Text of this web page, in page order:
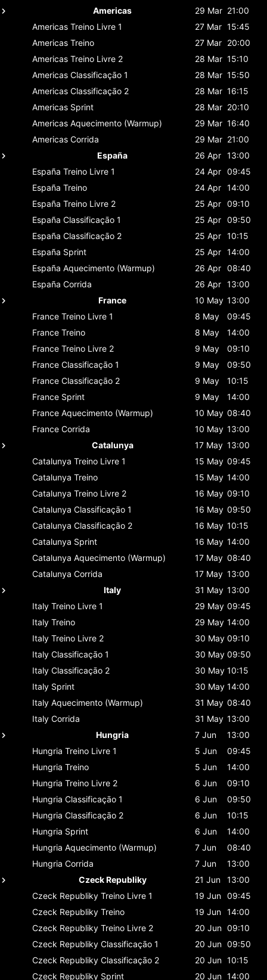
Americas
29 Mar 21:00
Americas Treino Livre 1 27 Mar 15:45
Americas Treino 27 Mar 20:00
Americas Treino Livre 2 28 Mar 15:10
Americas Classificaçāo 1 28 Mar 15:50
Americas Classificaçāo 2 28 Mar 16:15
Americas Sprint 28 Mar 20:10
Americas Aquecimento (Warmup) 29 Mar 16:40
Americas Corrida 29 Mar 21:00
España
26 Apr 13:00
España Treino Livre 1 24 Apr 09:45
España Treino 24 Apr 14:00
España Treino Livre 2 25 Apr 09:10
España Classificaçāo 1 25 Apr 09:50
España Classificaçāo 2 25 Apr 10:15
España Sprint 25 Apr 14:00
España Aquecimento (Warmup) 26 Apr 08:40
España Corrida 26 Apr 13:00
France
10 May 13:00
France Treino Livre 1 8 May
09:45
France Treino 8 May
14:00
France Treino Livre 2 9 May
09:10
France Classificaçāo 1 9 May
09:50
France Classificaçāo 2 9 May
10:15
France Sprint 9 May
14:00
France Aquecimento (Warmup) 10 May 08:40
France Corrida 10 May 13:00
Catalunya
17 May 13:00
Catalunya Treino Livre 1 15 May 09:45
Catalunya Treino 15 May 14:00
Catalunya Treino Livre 2 16 May 09:10
Catalunya Classificaçāo 1 16 May 09:50
Catalunya Classificaçāo 2 16 May 10:15
Catalunya Sprint 16 May 14:00
Catalunya Aquecimento (Warmup) 17 May 08:40
Catalunya Corrida 17 May 13:00
Italy
31 May 13:00
Italy Treino Livre 1 29 May 09:45
Italy Treino 29 May 14:00
Italy Treino Livre 2 30 May 09:10
Italy Classificaçāo 1 30 May 09:50
Italy Classificaçāo 2 30 May 10:15
Italy Sprint 30 May 14:00
Italy Aquecimento (Warmup) 31 May 08:40
Italy Corrida 31 May 13:00
Hungria
7 Jun
13:00
Hungria Treino Livre 1 5 Jun
09:45
Hungria Treino 5 Jun
14:00
Hungria Treino Livre 2 6 Jun
09:10
Hungria Classificaçāo 1 6 Jun
09:50
Hungria Classificaçāo 2 6 Jun
10:15
Hungria Sprint 6 Jun
14:00
Hungria Aquecimento (Warmup) 7 Jun
08:40
Hungria Corrida 7 Jun
13:00
Czeck Republiky
21 Jun
13:00
Czeck Republiky Treino Livre 1 19 Jun 09:45
Czeck Republiky Treino 19 Jun 14:00
Czeck Republiky Treino Livre 2 20 Jun 09:10
Czeck Republiky Classificaçāo 1 20 Jun 09:50
Czeck Republiky Classificaçāo 2 20 Jun 10:15
Czeck Republiky Sprint 20 Jun 14:00